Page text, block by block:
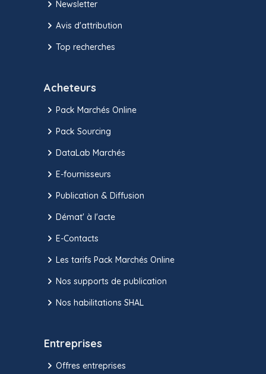
Newsletter
Avis d'attribution
Top recherches
Acheteurs
Pack Marchés Online
Pack Sourcing
DataLab Marchés
E-fournisseurs
Publication & Diffusion
Démat' à l'acte
E-Contacts
Les tarifs Pack Marchés Online
Nos supports de publication
Nos habilitations SHAL
Entreprises
Offres entreprises